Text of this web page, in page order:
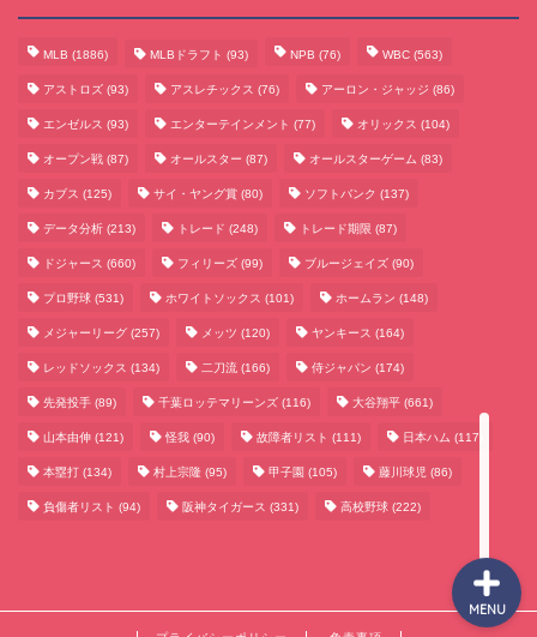
MLB (1886) MLBドラフト (93) NPB (76) WBC (563)
アストロズ (93) アスレチックス (76) アーロン・ジャッジ (86)
エンゼルス (93) エンターテインメント (77) オリックス (104)
オープン戦 (87) オールスター (87) オールスターゲーム (83)
カブス (125) サイ・ヤング賞 (80) ソフトバンク (137)
データ分析 (213) トレード (248) トレード期限 (87)
ドジャース (660) フィリーズ (99) ブルージェイズ (90)
プロ野球 (531) ホワイトソックス (101) ホームラン (148)
メジャーリーグ (257) メッツ (120) ヤンキース (164)
レッドソックス (134) 二刀流 (166) 侍ジャパン (174)
先発投手 (89) 千葉ロッテマリーンズ (116) 大谷翔平 (661)
山本由伸 (121) 怪我 (90) 故障者リスト (111) 日本ハム (117)
本塁打 (134) 村上宗隆 (95) 甲子園 (105) 藤川球児 (86)
負傷者リスト (94) 阪神タイガース (331) 高校野球 (222)
MENU
テクノロジーまとめ
ビジネス・経済まとめ